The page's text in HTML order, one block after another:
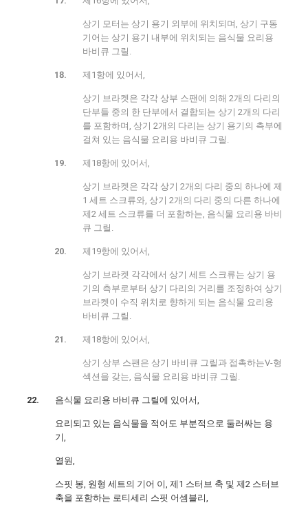
상기 모터는 상기 용기 외부에 위치되며, 상기 구동
기어는 상기 용기 내부에 위치되는 음식물 요리용
바비큐 그릴.
제1항에 있어서,
상기 브라켓은 각각 상부 스팬에 의해 2개의 다리의
단부들 중의 한 단부에서 결합되는 상기 2개의 다리
를 포함하며, 상기 2개의 다리는 상기 용기의 측부에
걸쳐 있는 음식물 요리용 바비큐 그릴.
제18항에 있어서,
상기 브라켓은 각각 상기 2개의 다리 중의 하나에 제
1 세트 스크류와, 상기 2개의 다리 중의 다른 하나에
제2 세트 스크류를 더 포함하는, 음식물 요리용 바비
큐 그릴.
제19항에 있어서,
상기 브라켓 각각에서 상기 세트 스크류는 상기 용
기의 측부로부터 상기 다리의 거리를 조정하여 상기
브라켓이 수직 위치로 향하게 되는 음식물 요리용
바비큐 그릴.
제18항에 있어서,
상기 상부 스팬은 상기 바비큐 그릴과 접촉하는V-형
섹션을 갖는, 음식물 요리용 바비큐 그릴.
음식물 요리용 바비큐 그릴에 있어서,
요리되고 있는 음식물을 적어도 부분적으로 둘러싸는 용
기,
열원,
스핏 봉, 원형 세트의 기어 이, 제1 스터브 축 및 제2 스터브
축을 포함하는 로티세리 스핏 어셈블리,